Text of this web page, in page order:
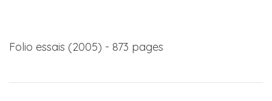
Folio essais (2005) - 873 pages